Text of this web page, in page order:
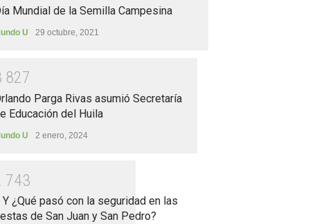
Mundial de la Semilla Campesina
U 29 octubre, 2021
827
Parga Rivas asumió Secretaría
Educación del Huila
U 2 enero, 2024
743
Y ¿Qué pasó con la seguridad en las
de San Juan y San Pedro?